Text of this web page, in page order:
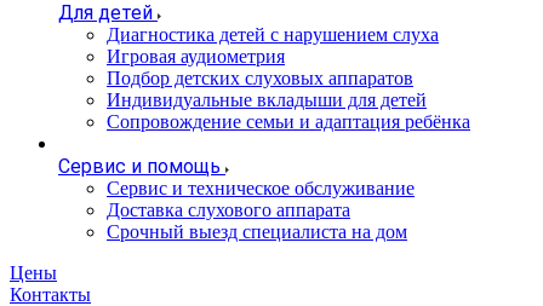
Для детей
Диагностика детей с нарушением слуха
Игровая аудиометрия
Подбор детских слуховых аппаратов
Индивидуальные вкладыши для детей
Сопровождение семьи и адаптация ребёнка
Сервис и помощь
Сервис и техническое обслуживание
Доставка слухового аппарата
Срочный выезд специалиста на дом
Цены
Контакты